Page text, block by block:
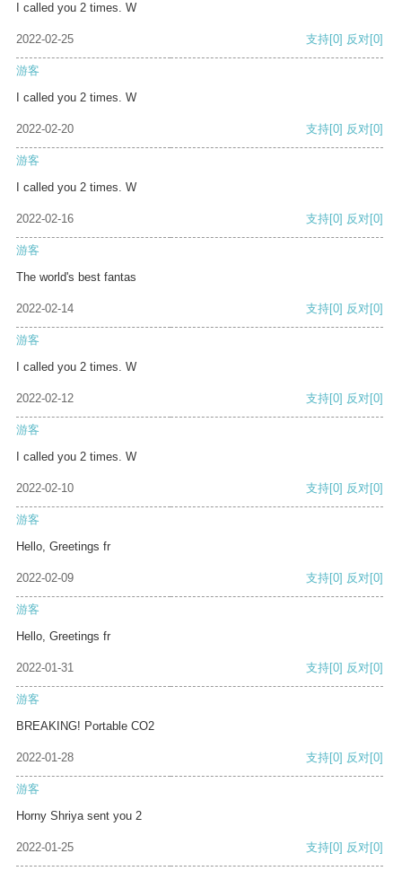
I called you 2 times. W
2022-02-25 支持[0] 反对[0]
游客
I called you 2 times. W
2022-02-20 支持[0] 反对[0]
游客
I called you 2 times. W
2022-02-16 支持[0] 反对[0]
游客
The world's best fantas
2022-02-14 支持[0] 反对[0]
游客
I called you 2 times. W
2022-02-12 支持[0] 反对[0]
游客
I called you 2 times. W
2022-02-10 支持[0] 反对[0]
游客
Hello, Greetings fr
2022-02-09 支持[0] 反对[0]
游客
Hello, Greetings fr
2022-01-31 支持[0] 反对[0]
游客
BREAKING! Portable CO2
2022-01-28 支持[0] 反对[0]
游客
Horny Shriya sent you 2
2022-01-25 支持[0] 反对[0]